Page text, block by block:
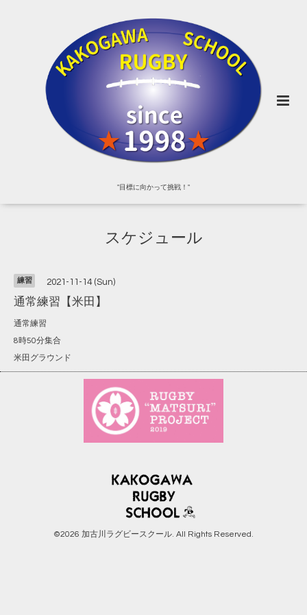
"目標に向かって挑戦！"
スケジュール
練習 2021-11-14 (Sun)
通常練習【米田】
通常練習
8時50分集合
米田グラウンド
©2026 加古川ラグビースクール. All Rights Reserved.